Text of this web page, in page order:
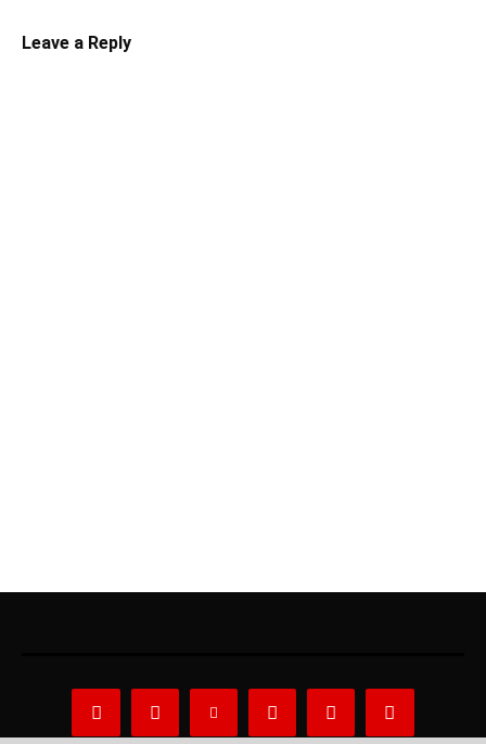
Leave a Reply